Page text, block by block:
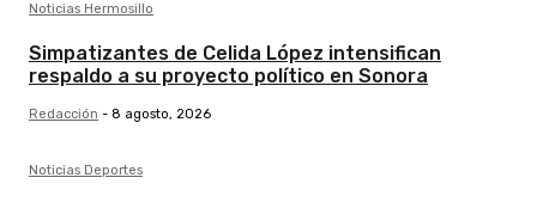
Noticias Hermosillo
Simpatizantes de Celida López intensifican
respaldo a su proyecto político en Sonora
Redacción - 8 agosto, 2026
Noticias Deportes